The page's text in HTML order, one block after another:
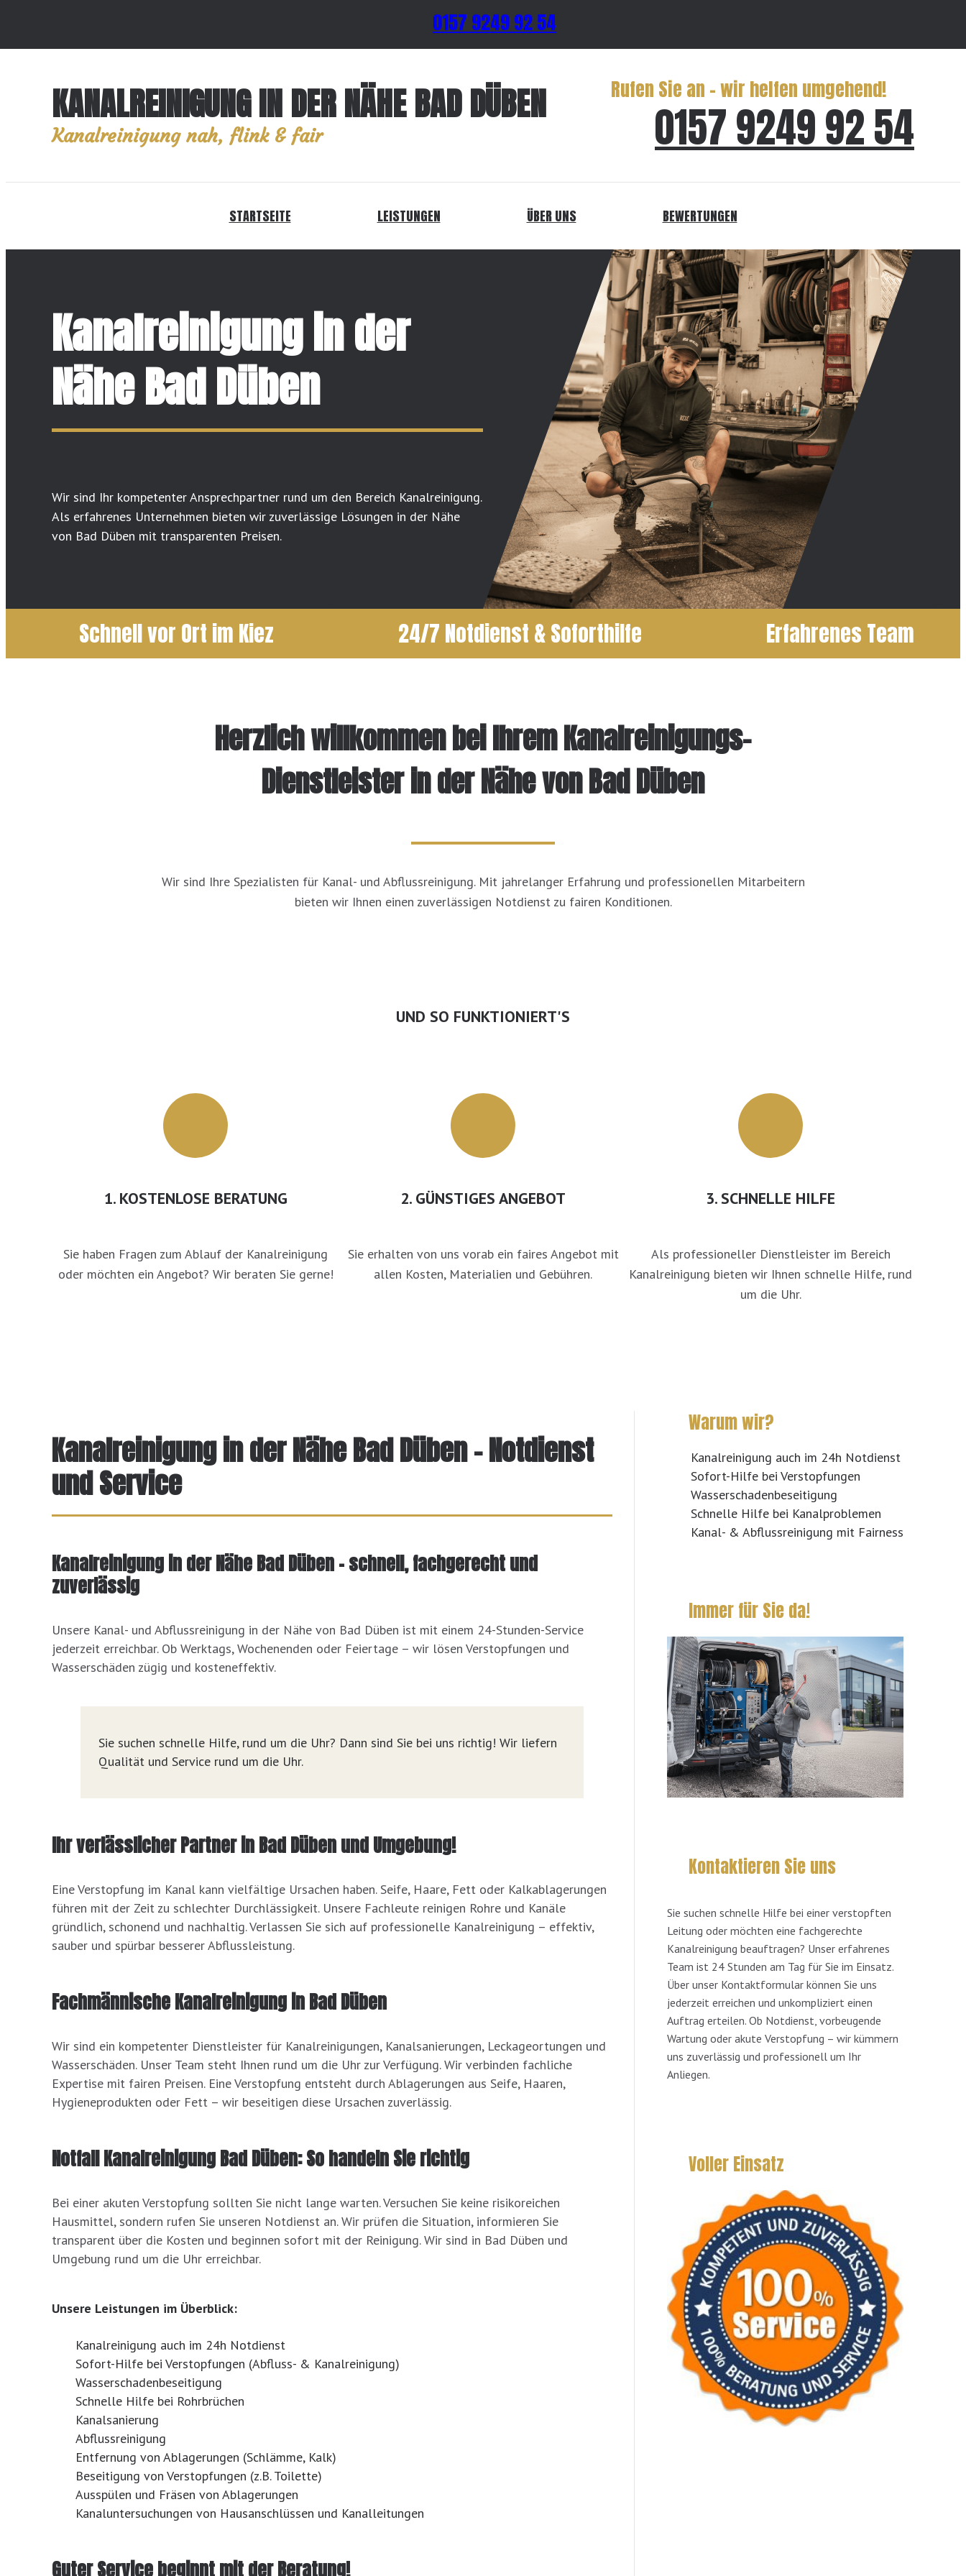
0157 9249 92 54
KANALREINIGUNG IN DER NÄHE BAD DÜBEN
Kanalreinigung nah, flink & fair
Rufen Sie an – wir helfen umgehend!
0157 9249 92 54
STARTSEITE LEISTUNGEN ÜBER UNS BEWERTUNGEN
Kanalreinigung in der
Nähe Bad Düben
Wir sind Ihr kompetenter Ansprechpartner rund um den Bereich Kanalreinigung.
Als erfahrenes Unternehmen bieten wir zuverlässige Lösungen in der Nähe
von Bad Düben mit transparenten Preisen.
Schnell vor Ort im Kiez 24/7 Notdienst & Soforthilfe Erfahrenes Team
Herzlich willkommen bei Ihrem Kanalreinigungs-
Dienstleister in der Nähe von Bad Düben
Wir sind Ihre Spezialisten für Kanal- und Abflussreinigung. Mit jahrelanger Erfahrung und professionellen Mitarbeitern
bieten wir Ihnen einen zuverlässigen Notdienst zu fairen Konditionen.
UND SO FUNKTIONIERT'S
1. KOSTENLOSE BERATUNG
Sie haben Fragen zum Ablauf der Kanalreinigung
oder möchten ein Angebot? Wir beraten Sie gerne!
2. GÜNSTIGES ANGEBOT
Sie erhalten von uns vorab ein faires Angebot mit
allen Kosten, Materialien und Gebühren.
3. SCHNELLE HILFE
Als professioneller Dienstleister im Bereich
Kanalreinigung bieten wir Ihnen schnelle Hilfe, rund
um die Uhr.
Kanalreinigung in der Nähe Bad Düben - Notdienst
und Service
Kanalreinigung in der Nähe Bad Düben – schnell, fachgerecht und
zuverlässig
Unsere Kanal- und Abflussreinigung in der Nähe von Bad Düben ist mit einem 24-Stunden-Service
jederzeit erreichbar. Ob Werktags, Wochenenden oder Feiertage – wir lösen Verstopfungen und
Wasserschäden zügig und kosteneffektiv.
Sie suchen schnelle Hilfe, rund um die Uhr? Dann sind Sie bei uns richtig! Wir liefern
Qualität und Service rund um die Uhr.
Ihr verlässlicher Partner in Bad Düben und Umgebung!
Eine Verstopfung im Kanal kann vielfältige Ursachen haben. Seife, Haare, Fett oder Kalkablagerungen
führen mit der Zeit zu schlechter Durchlässigkeit. Unsere Fachleute reinigen Rohre und Kanäle
gründlich, schonend und nachhaltig. Verlassen Sie sich auf professionelle Kanalreinigung – effektiv,
sauber und spürbar besserer Abflussleistung.
Fachmännische Kanalreinigung in Bad Düben
Wir sind ein kompetenter Dienstleister für Kanalreinigungen, Kanalsanierungen, Leckageortungen und
Wasserschäden. Unser Team steht Ihnen rund um die Uhr zur Verfügung. Wir verbinden fachliche
Expertise mit fairen Preisen. Eine Verstopfung entsteht durch Ablagerungen aus Seife, Haaren,
Hygieneprodukten oder Fett – wir beseitigen diese Ursachen zuverlässig.
Notfall Kanalreinigung Bad Düben: So handeln Sie richtig
Bei einer akuten Verstopfung sollten Sie nicht lange warten. Versuchen Sie keine risikoreichen
Hausmittel, sondern rufen Sie unseren Notdienst an. Wir prüfen die Situation, informieren Sie
transparent über die Kosten und beginnen sofort mit der Reinigung. Wir sind in Bad Düben und
Umgebung rund um die Uhr erreichbar.
Unsere Leistungen im Überblick:
Kanalreinigung auch im 24h Notdienst
Sofort-Hilfe bei Verstopfungen (Abfluss- & Kanalreinigung)
Wasserschadenbeseitigung
Schnelle Hilfe bei Rohrbrüchen
Kanalsanierung
Abflussreinigung
Entfernung von Ablagerungen (Schlämme, Kalk)
Beseitigung von Verstopfungen (z.B. Toilette)
Ausspülen und Fräsen von Ablagerungen
Kanaluntersuchungen von Hausanschlüssen und Kanalleitungen
Guter Service beginnt mit der Beratung!
Warum wir?
Kanalreinigung auch im 24h Notdienst
Sofort-Hilfe bei Verstopfungen
Wasserschadenbeseitigung
Schnelle Hilfe bei Kanalproblemen
Kanal- & Abflussreinigung mit Fairness
Immer für Sie da!
Kontaktieren Sie uns
Sie suchen schnelle Hilfe bei einer verstopften
Leitung oder möchten eine fachgerechte
Kanalreinigung beauftragen? Unser erfahrenes
Team ist 24 Stunden am Tag für Sie im Einsatz.
Über unser Kontaktformular können Sie uns
jederzeit erreichen und unkompliziert einen
Auftrag erteilen. Ob Notdienst, vorbeugende
Wartung oder akute Verstopfung – wir kümmern
uns zuverlässig und professionell um Ihr
Anliegen.
Voller Einsatz